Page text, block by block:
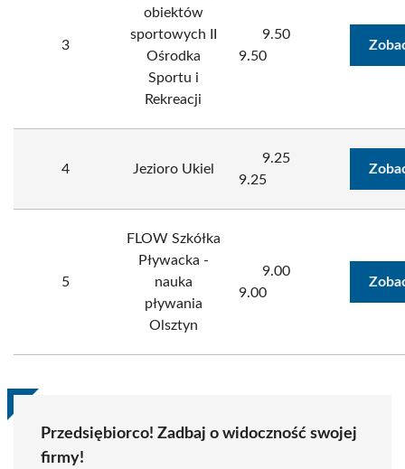
3
obiektów
sportowych II
Ośrodka
Sportu i
Rekreacji
9.50
9.50
4 Jezioro Ukiel
9.25
9.25
5
FLOW Szkółka
Pływacka -
nauka
pływania
Olsztyn
9.00
9.00
Przedsiębiorco! Zadbaj o widoczność swojej
firmy!